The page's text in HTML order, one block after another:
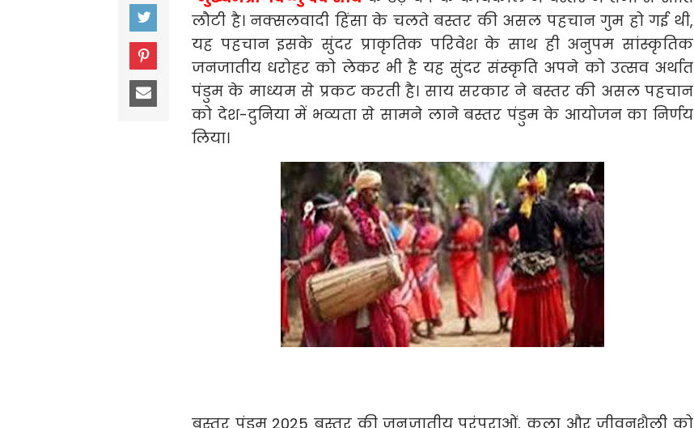
लौटी है। नक्सलवादी हिंसा के चलते बस्तर की असल पहचान गुम हो गई थी,
यह पहचान इसके सुंदर प्राकृतिक परिवेश के साथ ही अनुपम सांस्कृतिक
जनजातीय धरोहर को लेकर भी है यह सुंदर संस्कृति अपने को उत्सव अर्थात
पंडुम के माध्यम से प्रकट करती है। साय सरकार ने बस्तर की असल पहचान
को देश-दुनिया में भव्यता से सामने लाने बस्तर पंडुम के आयोजन का निर्णय
लिया।
बस्तर पंडुम 2025 बस्तर की जनजातीय परंपराओं, कला और जीवनशैली को